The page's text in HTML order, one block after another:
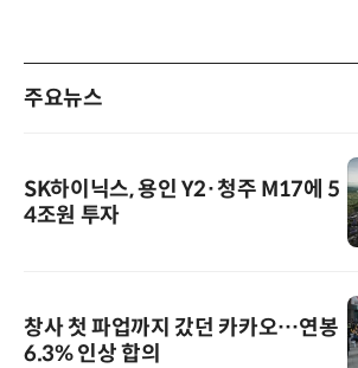
주요뉴스
SK하이닉스, 용인 Y2·청주 M17에 5
4조원 투자
창사 첫 파업까지 갔던 카카오…연봉
6.3% 인상 합의